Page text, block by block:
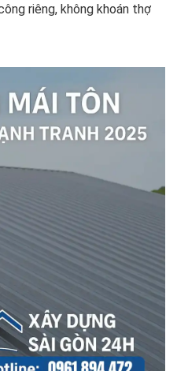
riêng, không khoán thợ